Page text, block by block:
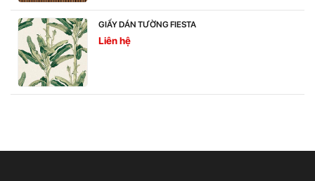
GIẤY DÁN TƯỜNG FIESTA
Liên hệ